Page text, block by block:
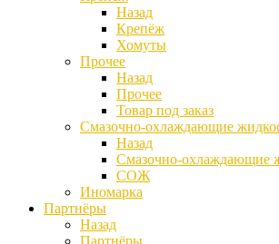
Назад
Крепёж
Хомуты
Прочее
Назад
Прочее
Товар под заказ
Смазочно-охлаждающие
Назад
Смазочно-охлаждающие
СОЖ
Иномарка
Партнёры
Назад
Партнёры